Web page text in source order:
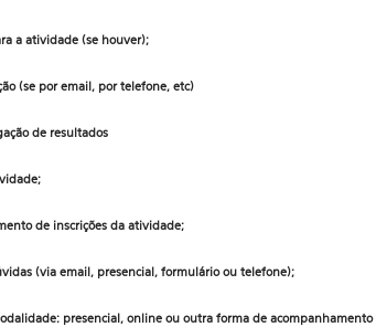
a atividade (se houver);
(se por email, por telefone, etc)
de resultados
de inscrições da atividade;
(via email, presencial, formulário ou telefone);
presencial, online ou outra forma de acompanhamento